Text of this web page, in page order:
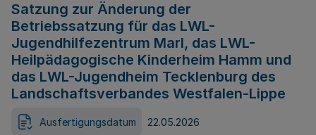
Satzung zur Änderung der
Betriebssatzung für das LWL-
Jugendhilfezentrum Marl, das LWL-
Heilpädagogische Kinderheim Hamm und
das LWL-Jugendheim Tecklenburg des
Landschaftsverbandes Westfalen-Lippe
Ausfertigungsdatum 22.05.2026